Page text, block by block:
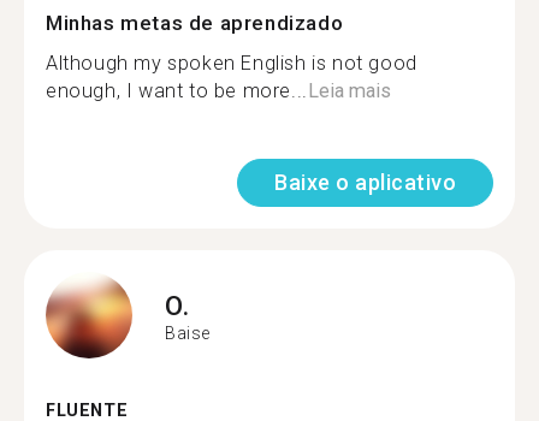
Minhas metas de aprendizado
Although my spoken English is not good
enough, I want to be more... Leia mais
Baixe o aplicativo
O.
Baise
FLUENTE